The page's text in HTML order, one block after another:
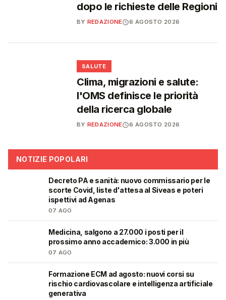
dopo le richieste delle Regioni
BY REDAZIONE 6 AGOSTO 2026
SALUTE
Clima, migrazioni e salute:
l'OMS definisce le priorità
della ricerca globale
BY REDAZIONE 6 AGOSTO 2026
NOTIZIE POPOLARI
Decreto PA e sanità: nuovo commissario per le
scorte Covid, liste d'attesa al Siveas e poteri
ispettivi ad Agenas
07 AGO
Medicina, salgono a 27.000 i posti per il
prossimo anno accademico: 3.000 in più
07 AGO
Formazione ECM ad agosto: nuovi corsi su
rischio cardiovascolare e intelligenza artificiale
generativa